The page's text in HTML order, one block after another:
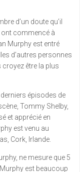
d’un doute qu’il
ont commencé à
Murphy est entré
d’autres personnes
être la plus
épisodes de
Tommy Shelby,
et apprécié en
est venu au
Cork, Irlande.
ne mesure que 5
est beaucoup